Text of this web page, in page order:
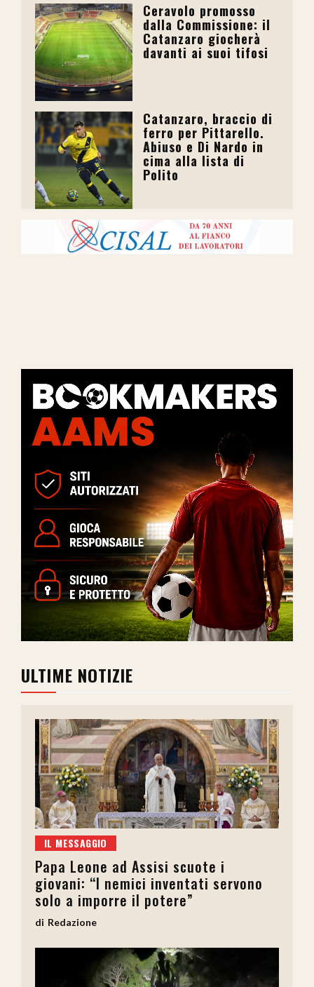
Ceravolo promosso
dalla Commissione: il
Catanzaro giocherà
davanti ai suoi tifosi
Catanzaro, braccio di
ferro per Pittarello.
Abiuso e Di Nardo in
cima alla lista di
Polito
ULTIME NOTIZIE
IL MESSAGGIO
Papa Leone ad Assisi scuote i
giovani: “I nemici inventati servono
solo a imporre il potere”
Redazione